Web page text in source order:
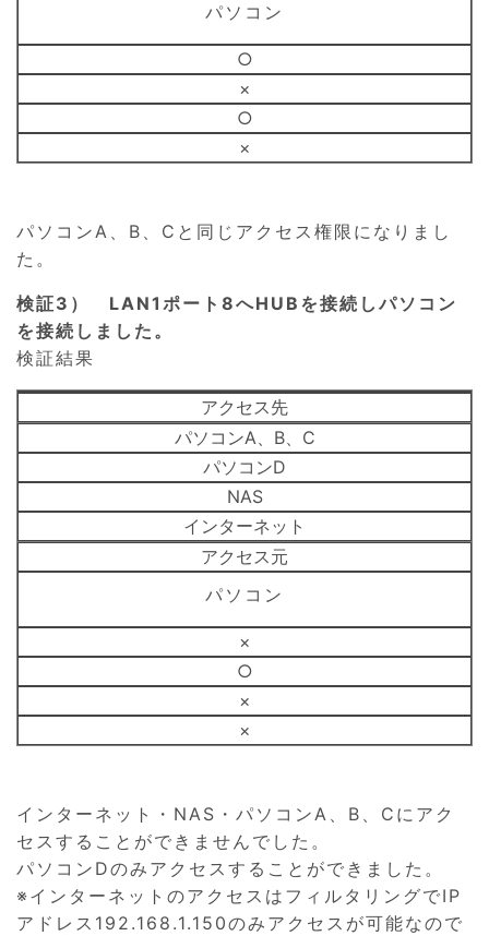
パソコン
○
×
○
×
パソコンA、B、Cと同じアクセス権限になりまし
た。
検証3） LAN1ポート8へHUBを接続しパソコン
を接続しました。
検証結果
アクセス先
パソコンA、B、C
パソコンD
NAS
インターネット
アクセス元
パソコン
×
○
×
×
インターネット・NAS・パソコンA、B、Cにアク
セスすることができませんでした。
パソコンDのみアクセスすることができました。
※インターネットのアクセスはフィルタリングでIP
アドレス192.168.1.150のみアクセスが可能なので